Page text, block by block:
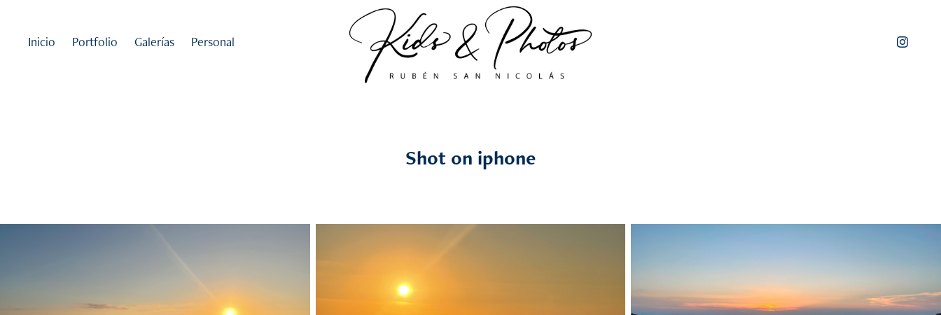
Inicio Portfolio Galerías Personal
Shot on iphone